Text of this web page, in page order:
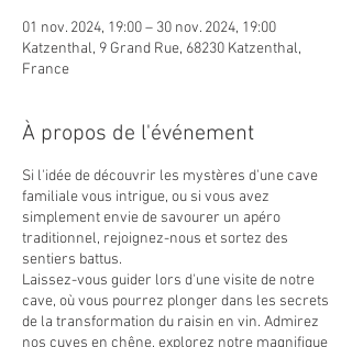
01 nov. 2024, 19:00 – 30 nov. 2024, 19:00
Katzenthal, 9 Grand Rue, 68230 Katzenthal,
France
À propos de l'événement
Si l'idée de découvrir les mystères d'une cave
familiale vous intrigue, ou si vous avez
simplement envie de savourer un apéro
traditionnel, rejoignez-nous et sortez des
sentiers battus.
Laissez-vous guider lors d'une visite de notre
cave, où vous pourrez plonger dans les secrets
de la transformation du raisin en vin. Admirez
nos cuves en chêne, explorez notre magnifique